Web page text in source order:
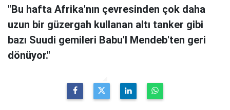
"Bu hafta Afrika'nın çevresinden çok daha
uzun bir güzergah kullanan altı tanker gibi
bazı Suudi gemileri Babu'l Mendeb'ten geri
dönüyor."